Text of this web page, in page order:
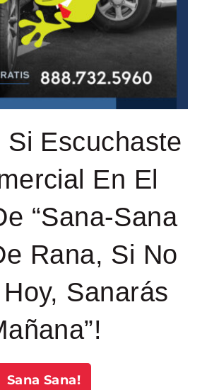
Si Escuchaste
En El
“Sana-Sana
Rana, Si No
Sanarás
Sana Sana!